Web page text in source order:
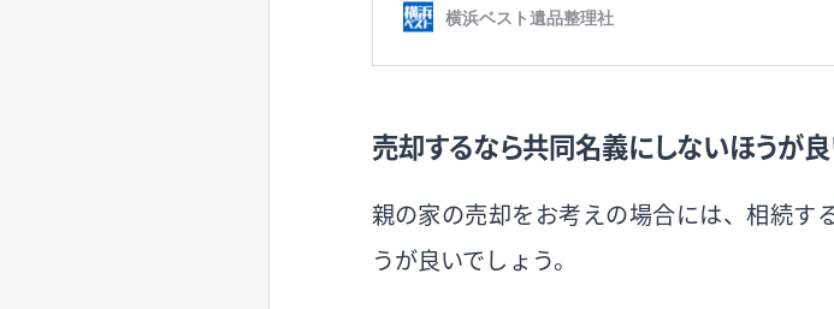
売却するなら共同名義にしないほうが
親の家の売却をお考えの場合には、相続す
うが良いでしょう。